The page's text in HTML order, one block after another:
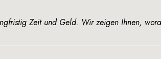
Zeit und Geld. Wir zeigen Ihnen,